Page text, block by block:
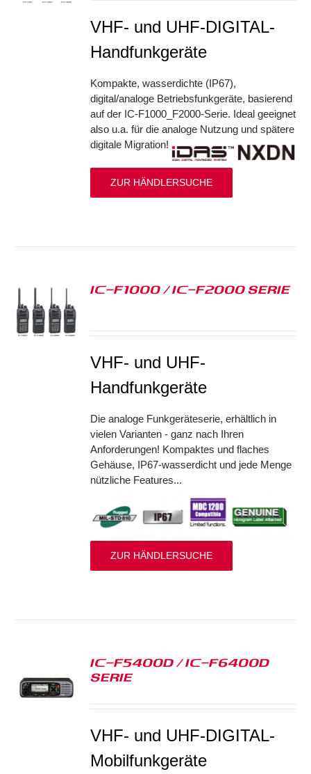
VHF- und UHF-DIGITAL-
Handfunkgeräte
Kompakte, wasserdichte (IP67),
digital/analoge Betriebsfunkgeräte, basierend
auf der IC-F1000_F2000-Serie. Ideal geeignet
also u.a. für die analoge Nutzung und spätere
digitale Migration!
ZUR HÄNDLERSUCHE
IC-F1000 / IC-F2000 SERIE
VHF- und UHF-
Handfunkgeräte
Die analoge Funkgeräteserie, erhältlich in
vielen Varianten - ganz nach Ihren
Anforderungen! Kompaktes und flaches
Gehäuse, IP67-wasserdicht und jede Menge
nützliche Features...
ZUR HÄNDLERSUCHE
IC-F5400D / IC-F6400D
SERIE
VHF- und UHF-DIGITAL-
Mobilfunkgeräte